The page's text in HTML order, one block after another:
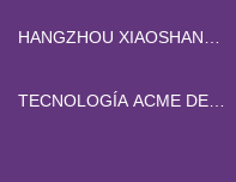
HANGZHOU XIAOSHAN
COMPONENTE CO., LTD.
TECNOLOGÍA ACME DE